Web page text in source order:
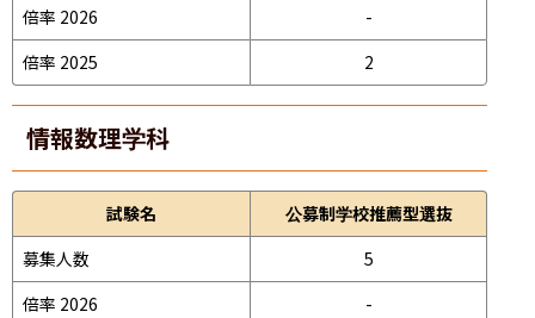
倍率 2026
-
倍率 2025
2
情報数理学科
試験名
公募制学校推薦型選抜
募集人数
5
倍率 2026
-